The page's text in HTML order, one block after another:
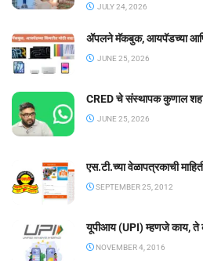
JULY 24, 2026
ॲपलने मॅकबुक, आयपॅडच्या आणि
JUNE 25, 2026
CRED चे संस्थापक कुणाल
JUNE 25, 2026
एस.टी.च्या वेळापत्रकाची
SEPTEMBER 25, 2012
यूपीआय (UPI) म्हणजे काय, ते
NOVEMBER 4, 2016